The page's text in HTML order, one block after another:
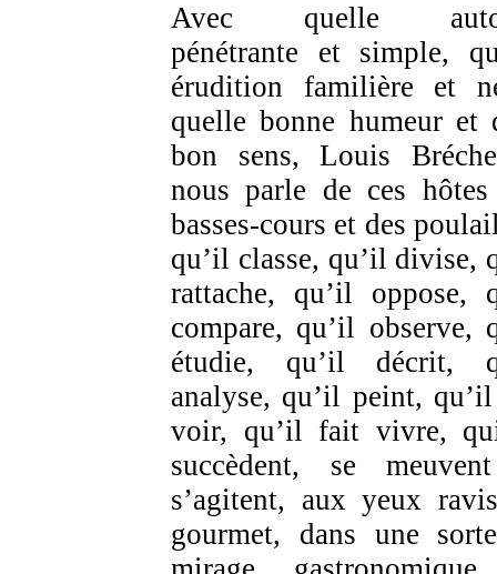
Avec quelle
pénétrante et simple,
érudition familière et
quelle bonne humeur et
bon sens, Louis
nous parle de ces hôtes
basses-cours et des
qu’il classe, qu’il divise,
rattache, qu’il oppose,
compare, qu’il observe,
étudie, qu’il décrit,
analyse, qu’il peint,
voir, qu’il fait vivre,
succèdent, se
s’agitent, aux yeux
gourmet, dans une